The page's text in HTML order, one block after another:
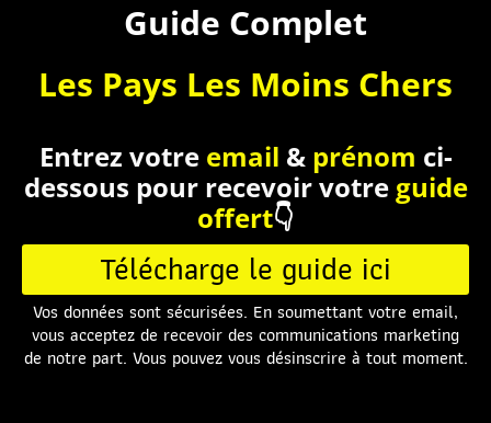
Guide Complet
Les Pays Les Moins Chers
Entrez votre email & prénom ci-
dessous pour recevoir votre guide
offert👇
Télécharge le guide ici
Vos données sont sécurisées. En soumettant votre email,
vous acceptez de recevoir des communications marketing
de notre part. Vous pouvez vous désinscrire à tout moment.